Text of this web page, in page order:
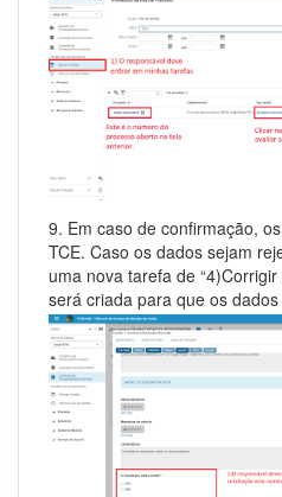
9. Em caso de confirmação,
TCE. Caso os dados sejam
uma nova tarefa de
será criada para que os